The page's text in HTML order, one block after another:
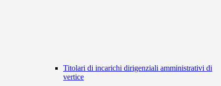
Titolari di incarichi dirigenziali amministrativi di
vertice